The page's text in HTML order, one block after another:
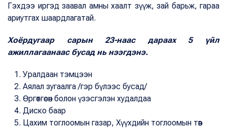
Гэхдээ иргэд заавал амны хаалт зүүж, зай барьж, гараа
ариутгах шаардлагатай.
Хоёрдугаар сарын 23-наас дараах 5 үйл
ажиллагаанаас бусад нь нээгдэнэ.
Уралдаан тэмцээн
Аялал зугаалга /гэр бүлээс бусад/
Өргөтгөсөн болон үзэсгэлэн худалдаа
Диско баар
Цахим тоглоомын газар, Хүүхдийн тоглоомын төв